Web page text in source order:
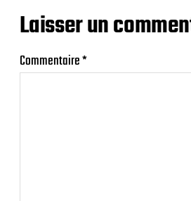
Laisser un
Commentaire*